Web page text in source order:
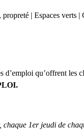
| Espaces
d’emploi qu’offrent les
1er jeudi de